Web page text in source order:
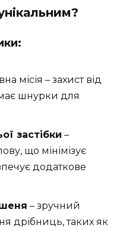
місія – захист від
має шнурки для
застібки –
що мінімізує
додаткове
– зручний
дрібниць, таких як